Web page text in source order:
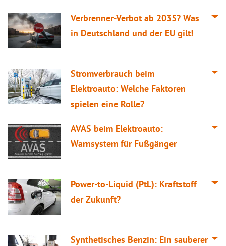
Verbrenner-Verbot ab 2035? Was
in Deutschland und der EU gilt!
Stromverbrauch beim
Elektroauto: Welche Faktoren
spielen eine Rolle?
AVAS beim Elektroauto:
Warnsystem für Fußgänger
Power-to-Liquid (PtL): Kraftstoff
der Zukunft?
Synthetisches Benzin: Ein sauberer